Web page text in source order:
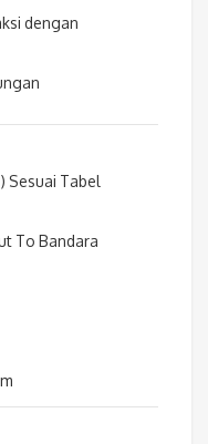
dengan
Sesuai Tabel
To Bandara